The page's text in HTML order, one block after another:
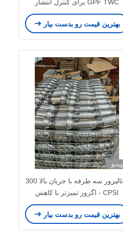
GPF TWC برای کنترل انتشار
اتومبیل
بهترین قیمت رو بدست بیار
ویدیو
کاتالیزور سه طرفه با جریان بالا 300
CPSI - اگزوز تمیزتر با کاهش
CO/HC/NOx
بهترین قیمت رو بدست بیار